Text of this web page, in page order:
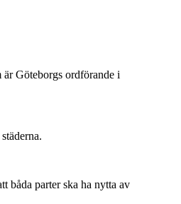
är Göteborgs ordförande i
båda parter ska ha nytta av